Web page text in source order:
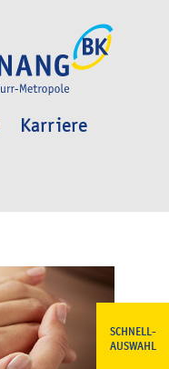
Karriere
SCHNELL-
AUSWAHL